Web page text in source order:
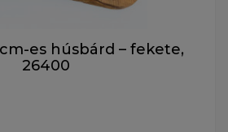
es húsbárd – fekete,
26400